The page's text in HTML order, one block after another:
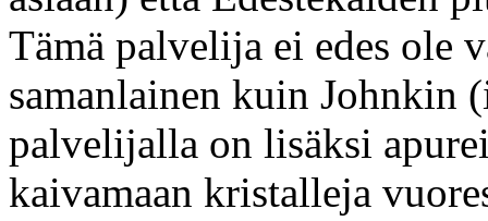
Tämä palvelija ei edes ole
samanlainen kuin Johnkin
palvelijalla on lisäksi
kaivamaan kristalleja